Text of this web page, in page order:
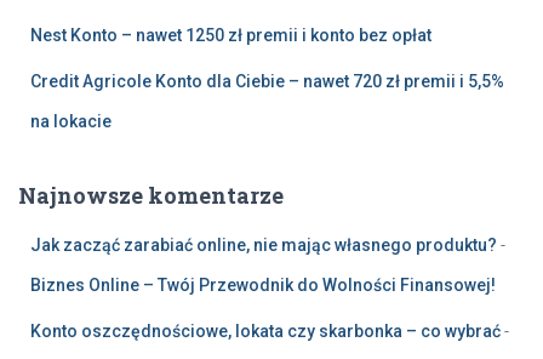
Nest Konto – nawet 1250 zł premii i konto bez opłat
Credit Agricole Konto dla Ciebie – nawet 720 zł premii i 5,5%
na lokacie
Najnowsze komentarze
Jak zacząć zarabiać online, nie mając własnego produktu? -
Biznes Online – Twój Przewodnik do Wolności Finansowej!
Konto oszczędnościowe, lokata czy skarbonka – co wybrać-